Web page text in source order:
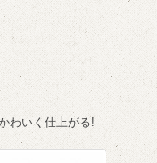
わいく仕上がる!